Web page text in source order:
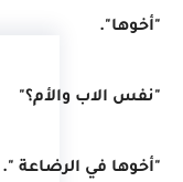
"أخوها".
"نفس الاب والأم؟"
"أخوها في الرضاعة ".